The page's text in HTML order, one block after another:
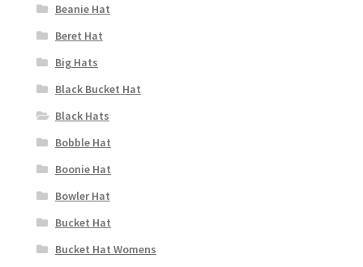
Beanie Hat
Beret Hat
Big Hats
Black Bucket Hat
Black Hats
Bobble Hat
Boonie Hat
Bowler Hat
Bucket Hat
Bucket Hat Womens